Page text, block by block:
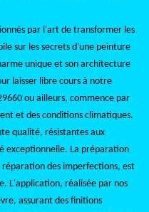
par l'art de transformer les
sur les secrets d'une peinture
unique et son architecture
laisser libre cours à notre
ou ailleurs, commence par
et des conditions climatiques.
qualité, résistantes aux
exceptionnelle. La préparation
des imperfections, est
L'application, réalisée par nos
assurant des finitions